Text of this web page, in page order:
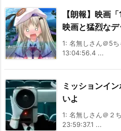
【朗報】映画
映画と猛烈なデ
1: 名無しさん＠5
13:04:56.4 ...
ミッションイ
いよ
1: 名無しさん＠２
23:59:37.1 ...